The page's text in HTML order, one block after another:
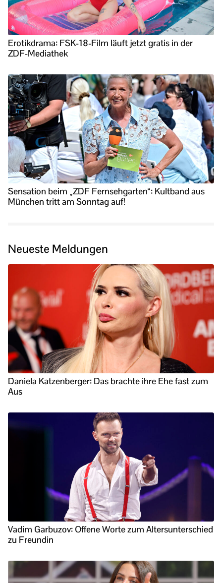
Erotikdrama: FSK-18-Film läuft jetzt gratis in der
ZDF-Mediathek
Sensation beim „ZDF Fernsehgarten“: Kultband aus
München tritt am Sonntag auf!
Neueste Meldungen
Daniela Katzenberger: Das brachte ihre Ehe fast zum
Aus
Vadim Garbuzov: Offene Worte zum Altersunterschied
zu Freundin